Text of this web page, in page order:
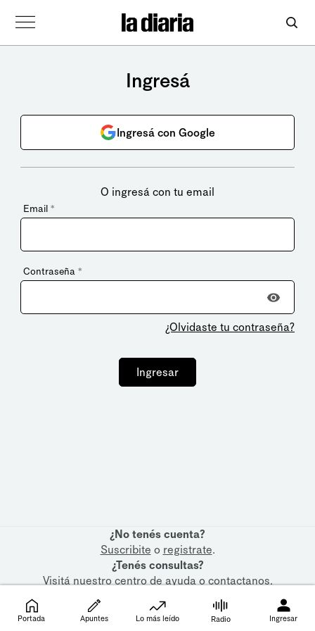
Ingresá
Ingresá con Google
O ingresá con tu email
Email *
Contraseña *
¿Olvidaste tu contraseña?
Ingresar
¿No tenés cuenta?
Suscribite o registrate.
¿Tenés consultas?
Visitá nuestrocentro de ayudaocontactanos.
Portada Apuntes Lo más leído Radio Ingresar